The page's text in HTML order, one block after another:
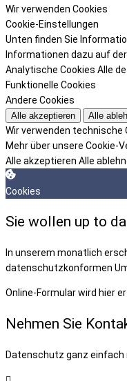
Wir verwenden Cookies
Cookie-Einstellungen
Unten finden Sie
Informationen dazu auf
Analytische Cookies Alle
Funktionelle Cookies
Andere Cookies
Alle akzeptieren Alle
Wir verwenden technische
Mehr über unsere Cookie-
Alle akzeptieren Alle
Cookies
Sie wollen up to
In unserem monatlich
datenschutzkonformen
Online-Formular wird hier
Nehmen Sie
Datenschutz ganz einfach